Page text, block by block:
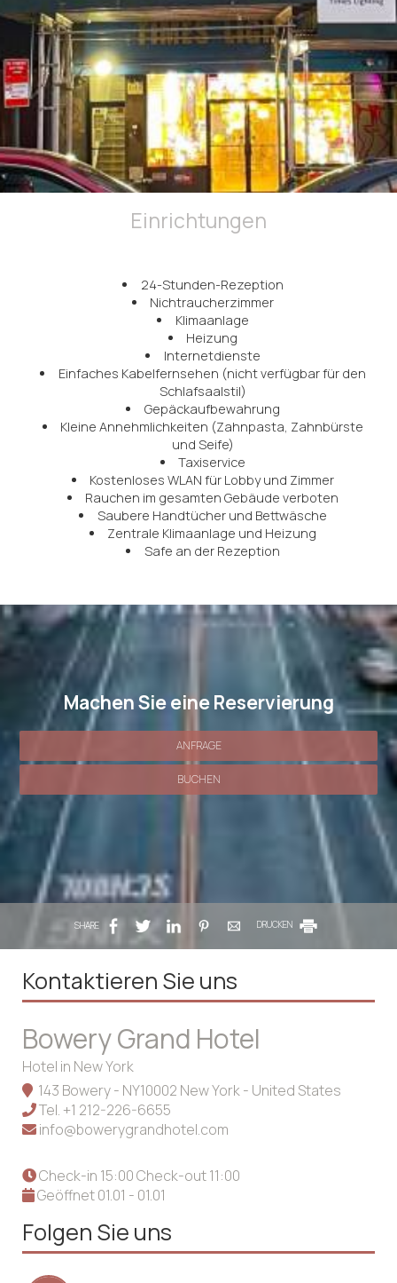
Einrichtungen
24-Stunden-Rezeption
Nichtraucherzimmer
Klimaanlage
Heizung
Internetdienste
Einfaches Kabelfernsehen (nicht verfügbar für den
Schlafsaalstil)
Gepäckaufbewahrung
Kleine Annehmlichkeiten (Zahnpasta, Zahnbürste
und Seife)
Taxiservice
Kostenloses WLAN für Lobby und Zimmer
Rauchen im gesamten Gebäude verboten
Saubere Handtücher und Bettwäsche
Zentrale Klimaanlage und Heizung
Safe an der Rezeption
Machen Sie eine Reservierung
ANFRAGE
BUCHEN
SHARE DRUCKEN
Kontaktieren Sie uns
Bowery Grand Hotel
Hotel in New York
143 Bowery - NY10002 New York - United States
Tel. +1 212-226-6655
info@bowerygrandhotel.com
Check-in 15:00 Check-out 11:00
Geöffnet 01.01 - 01.01
Folgen Sie uns